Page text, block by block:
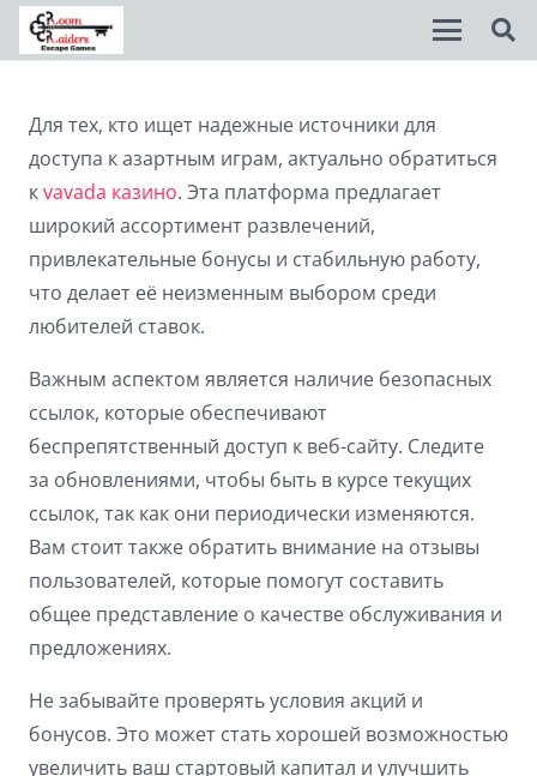
Для тех, кто ищет надежные источники для
доступа к азартным играм, актуально обратиться
кvavada казино. Эта платформа предлагает
широкий ассортимент развлечений,
привлекательные бонусы и стабильную работу,
что делает её неизменным выбором среди
любителей ставок.
Важным аспектом является наличие безопасных
ссылок, которые обеспечивают
беспрепятственный доступ к веб-сайту. Следите
за обновлениями, чтобы быть в курсе текущих
ссылок, так как они периодически изменяются.
Вам стоит также обратить внимание на отзывы
пользователей, которые помогут составить
общее представление о качестве обслуживания и
предложениях.
Не забывайте проверять условия акций и
бонусов. Это может стать хорошей возможностью
увеличить ваш стартовый капитал и улучшить
title Mark headings
zoom_out Zoom out
add_circle_outline Increase font
spellcheck Readable font
Bright contrast
brightness_low Dark contrast
Underline links
font_download Mark links
Reset
all
options
cached